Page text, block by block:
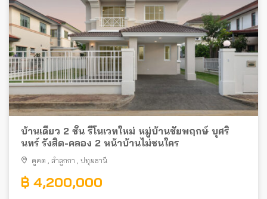
บ้านเดี่ยว 2 ชั้น รีโนเวทใหม่ หมู่บ้านชัยพฤกษ์ บุศริ
นทร์ รังสิต-คลอง 2 หน้าบ้านไม่ชนใคร
คูคต ลำลูกกา ปทุมธานี
฿ 4,200,000